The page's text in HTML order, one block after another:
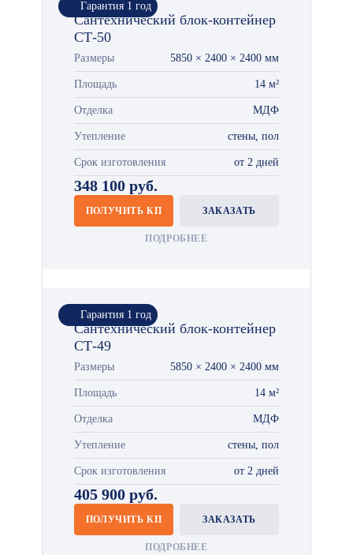
Гарантия 1 год
Сантехнический блок-контейнер
СТ-50
Размеры 5850 × 2400 × 2400 мм
Площадь 14 м²
Отделка МДФ
Утепление стены, пол
Срок изготовления от 2 дней
348 100 руб.
ПОЛУЧИТЬ КП ЗАКАЗАТЬ
ПОДРОБНЕЕ
Гарантия 1 год
Сантехнический блок-контейнер
СТ-49
Размеры 5850 × 2400 × 2400 мм
Площадь 14 м²
Отделка МДФ
Утепление стены, пол
Срок изготовления от 2 дней
405 900 руб.
ПОЛУЧИТЬ КП ЗАКАЗАТЬ
ПОДРОБНЕЕ